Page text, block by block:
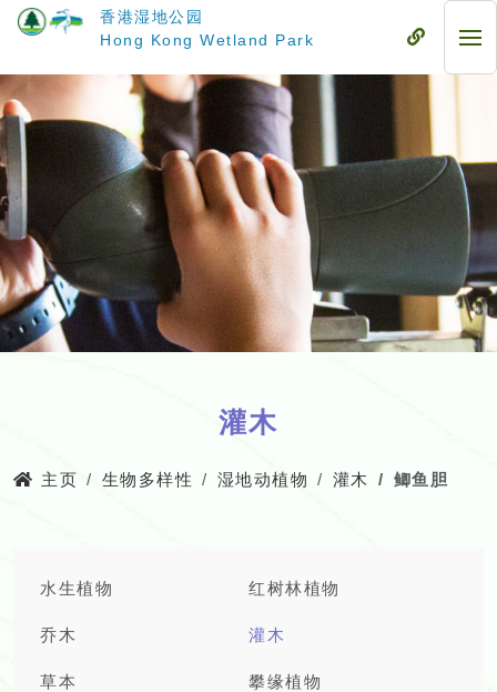
要
内
容
香港湿地公园
Hong Kong Wetland Park
流
流
动
灌木
主页 生物多样性 湿地动植物 灌木 鲫鱼胆
水生植物 红树林植物
乔木 灌木
草本 攀缘植物